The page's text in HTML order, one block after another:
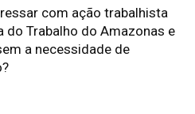
com ação trabalhista
do Trabalho do Amazonas e
a necessidade de